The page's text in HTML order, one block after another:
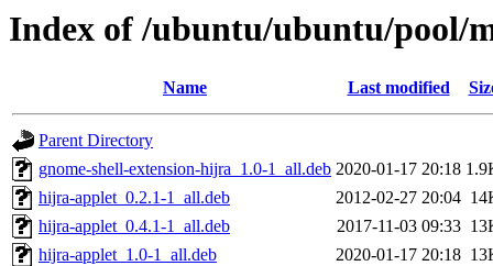
Index of /ubuntu/ubuntu/pool/
Name Last modified
Parent Directory
gnome-shell-extension-hijra_1.0-1_all.deb 2020-01-17 20:18
hijra-applet_0.2.1-1_all.deb
2012-02-27 20:04
hijra-applet_0.4.1-1_all.deb
2017-11-03 09:33
hijra-applet_1.0-1_all.deb
2020-01-17 20:18